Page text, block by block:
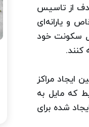
گفت: هدف از تاسیس
و یارانه‌ای
سكونت خود
كنند.
مراكز
كه مایل به
شده برای